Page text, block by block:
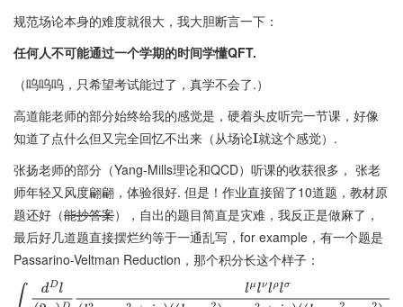
规范场论本身的难度就很大，我大胆断言一下：
任何人不可能通过一个学期的时间学懂QFT.
（呜呜呜，只希望考试能过了，真学不会了.）
高道能老师的部分始终给我的感觉是，硬着头皮听完一节课，好像
知道了点什么但又完全回忆不出来（从场论I就这个感觉）.
张扬老师的部分（Yang-Mills理论和QCD）听课的收获很多， 张老
师年轻又风度翩翩，体验很好. 但是！作业直接留了10道题，教材原
题还好（能抄答案），自出的题目简直是灾难，我反正是做麻了，
最后好几道题直接摆烂约等于一通乱写，for example，有一个题是
Passarino-Veltman Reduction，那个积分长这个样子：
d Dl(2π)Dlμlνlρlσ(l2−m2+iη)((l−p12)−m2+iη)((l−p12−p22)−m2+iη)